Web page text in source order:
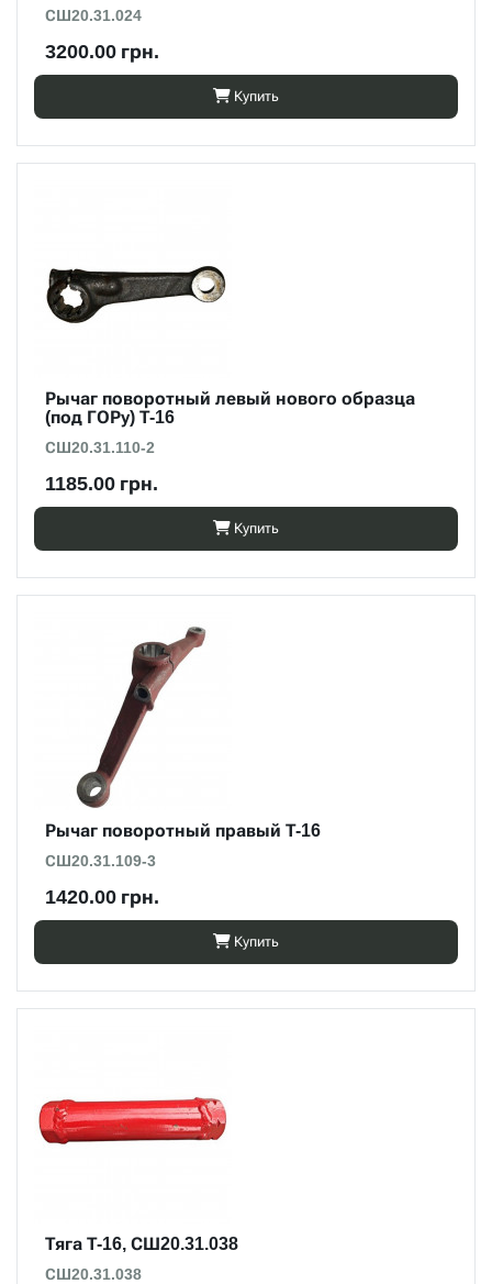
СШ20.31.024
3200.00 грн.
Купить
Рычаг поворотный левый нового образца
(под ГОРу) Т-16
СШ20.31.110-2
1185.00 грн.
Купить
Рычаг поворотный правый Т-16
СШ20.31.109-3
1420.00 грн.
Купить
Тяга Т-16, СШ20.31.038
СШ20.31.038